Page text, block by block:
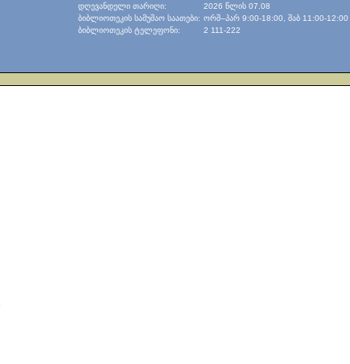
დღევანდელი თარიღი:
2026 წლის 07.08
ბიბლიოთეკის სამუშაო საათები: ორშ–პარ 9:00-18:00, შაბ 11:00-12:00
ბიბლიოთეკის ტელეფონი:
2 111-222